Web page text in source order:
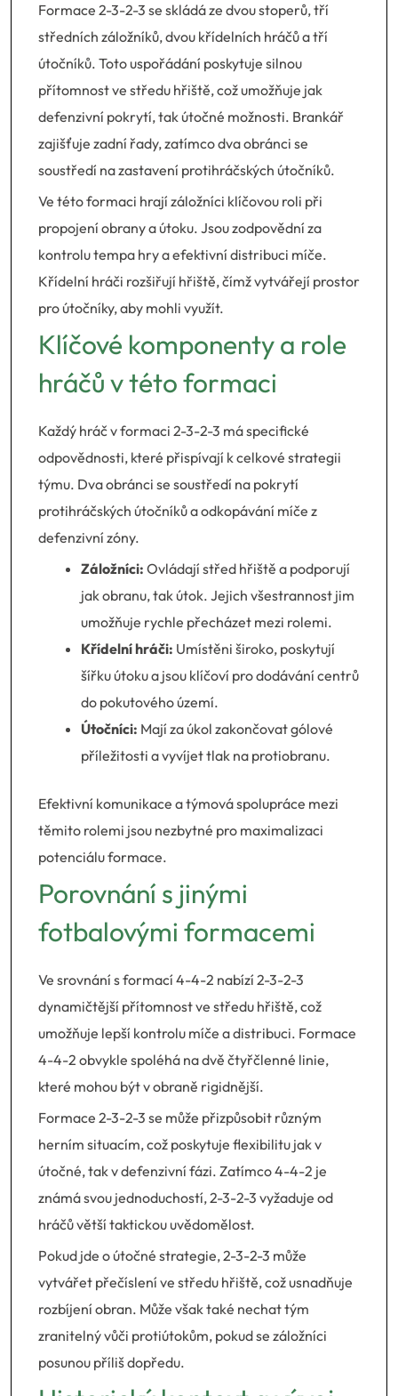
Formace 2-3-2-3 se skládá ze dvou stoperů, tří
středních záložníků, dvou křídelních hráčů a tří
útočníků. Toto uspořádání poskytuje silnou
přítomnost ve středu hřiště, což umožňuje jak
defenzivní pokrytí, tak útočné možnosti. Brankář
zajišťuje zadní řady, zatímco dva obránci se
soustředí na zastavení protihráčských útočníků.
Ve této formaci hrají záložníci klíčovou roli při
propojení obrany a útoku. Jsou zodpovědní za
kontrolu tempa hry a efektivní distribuci míče.
Křídelní hráči rozšiřují hřiště, čímž vytvářejí prostor
pro útočníky, aby mohli využít.
Klíčové komponenty a role
hráčů v této formaci
Každý hráč v formaci 2-3-2-3 má specifické
odpovědnosti, které přispívají k celkové strategii
týmu. Dva obránci se soustředí na pokrytí
protihráčských útočníků a odkopávání míče z
defenzivní zóny.
Záložníci: Ovládají střed hřiště a podporují
jak obranu, tak útok. Jejich všestrannost jim
umožňuje rychle přecházet mezi rolemi.
Křídelní hráči: Umístěni široko, poskytují
šířku útoku a jsou klíčoví pro dodávání centrů
do pokutového území.
Útočníci: Mají za úkol zakončovat gólové
příležitosti a vyvíjet tlak na protiobranu.
Efektivní komunikace a týmová spolupráce mezi
těmito rolemi jsou nezbytné pro maximalizaci
potenciálu formace.
Porovnání s jinými
fotbalovými formacemi
Ve srovnání s formací 4-4-2 nabízí 2-3-2-3
dynamičtější přítomnost ve středu hřiště, což
umožňuje lepší kontrolu míče a distribuci. Formace
4-4-2 obvykle spoléhá na dvě čtyřčlenné linie,
které mohou být v obraně rigidnější.
Formace 2-3-2-3 se může přizpůsobit různým
herním situacím, což poskytuje flexibilitu jak v
útočné, tak v defenzivní fázi. Zatímco 4-4-2 je
známá svou jednoduchostí, 2-3-2-3 vyžaduje od
hráčů větší taktickou uvědomělost.
Pokud jde o útočné strategie, 2-3-2-3 může
vytvářet přečíslení ve středu hřiště, což usnadňuje
rozbíjení obran. Může však také nechat tým
zranitelný vůči protiútokům, pokud se záložníci
posunou příliš dopředu.